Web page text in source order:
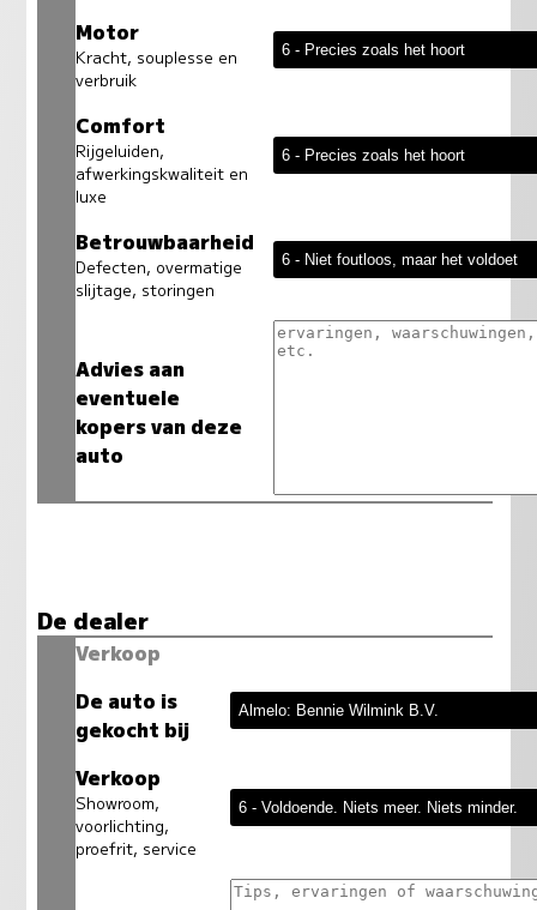
Motor
Kracht, souplesse en
verbruik
Comfort
Rijgeluiden,
afwerkingskwaliteit en
luxe
Betrouwbaarheid
Defecten, overmatige
slijtage, storingen
Advies aan
eventuele
kopers van deze
auto
De dealer
Verkoop
De auto is
gekocht bij
Verkoop
Showroom,
voorlichting,
proefrit, service